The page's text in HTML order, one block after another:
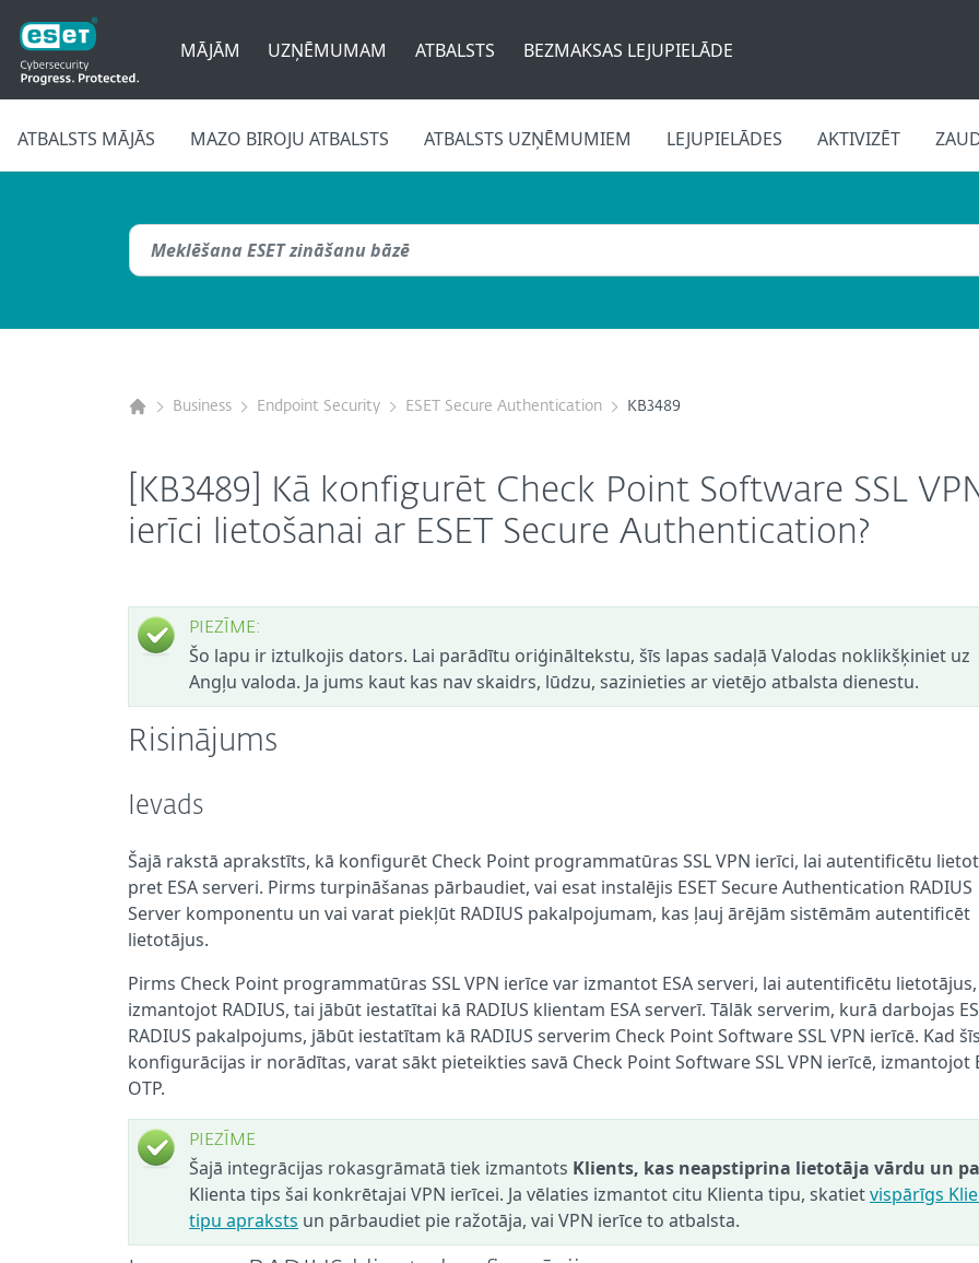
MĀJĀM UZŅĒMUMAM ATBALSTS BEZMAKSAS LEJUPIELĀDE
ATBALSTS MĀJĀS MAZO BIROJU ATBALSTS ATBALSTS UZŅĒMUMIEM LEJUPIELĀDES AKTIVIZĒT
Business Endpoint Security ESET Secure Authentication KB3489
[KB3489] Kā konfigurēt Check Point Software SSL
ierīci lietošanai ar ESET Secure Authentication?
PIEZĪME:
Šo lapu ir iztulkojis dators. Lai parādītu oriģināltekstu, šīs lapas sadaļā Valodas noklikšķiniet uz
Angļu valoda. Ja jums kaut kas nav skaidrs, lūdzu, sazinieties ar vietējo atbalsta dienestu.
Risinājums
Ievads
Šajā rakstā aprakstīts, kā konfigurēt Check Point programmatūras SSL VPN ierīci, lai autentificētu
pret ESA serveri. Pirms turpināšanas pārbaudiet, vai esat instalējis ESET Secure Authentication RADIUS
Server komponentu un vai varat piekļūt RADIUS pakalpojumam, kas ļauj ārējām sistēmām autentificēt
lietotājus.
Pirms Check Point programmatūras SSL VPN ierīce var izmantot ESA serveri, lai autentificētu lietotājus,
izmantojot RADIUS, tai jābūt iestatītai kā RADIUS klientam ESA serverī. Tālāk serverim, kurā darbojas
RADIUS pakalpojums, jābūt iestatītam kā RADIUS serverim Check Point Software SSL VPN ierīcē. Kad šīs
konfigurācijas ir norādītas, varat sākt pieteikties savā Check Point Software SSL VPN ierīcē, izmantojot
OTP.
PIEZĪME
Šajā integrācijas rokasgrāmatā tiek izmantots Klients, kas neapstiprina lietotāja vārdu un
Klienta tips šai konkrētajai VPN ierīcei. Ja vēlaties izmantot citu Klienta tipu, skatietvispārīgs
tipu apraksts un pārbaudiet pie ražotāja, vai VPN ierīce to atbalsta.